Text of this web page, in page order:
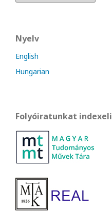
Nyelv
English
Hungarian
Folyóiratunkat indexeli